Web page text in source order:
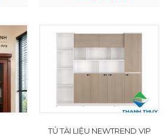
TỦ TÀI LIỆU NEWTREND VIP